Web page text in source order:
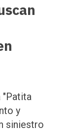
"Patita
y
siniestro